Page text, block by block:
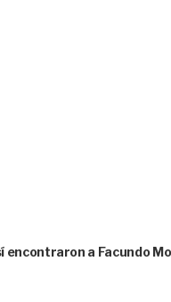
encontraron a Facundo